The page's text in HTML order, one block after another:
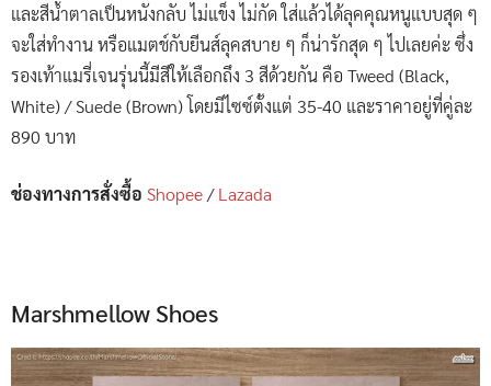
และสีน้ำตาลเป็นหนังกลับ ไม่แข็ง ไม่กัด ใส่แล้วได้ลุคคุณหนูแบบสุด ๆ
จะใส่ทำงาน หรือแมตช์กับยีนส์ลุคสบาย ๆ ก็น่ารักสุด ๆ ไปเลยค่ะ ซึ่ง
รองเท้าแมรี่เจนรุ่นนี้มีสีให้เลือกถึง 3 สีด้วยกัน คือ Tweed (Black,
White) / Suede (Brown) โดยมีไซซ์ตั้งแต่ 35-40 และราคาอยู่ที่คู่ละ
890 บาท
ช่องทางการสั่งซื้อ Shopee/Lazada
Marshmellow Shoes